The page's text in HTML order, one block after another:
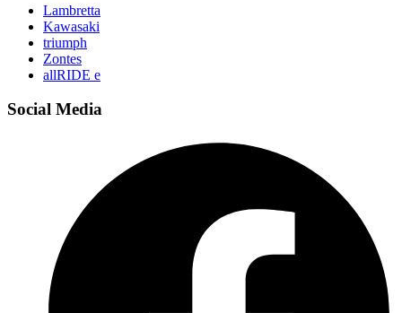
Lambretta
Kawasaki
triumph
Zontes
allRIDE e
Social Media